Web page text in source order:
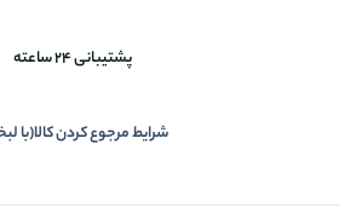
پشتیبانی 24 ساعته
شرایط مرجوع کردن کالا(با